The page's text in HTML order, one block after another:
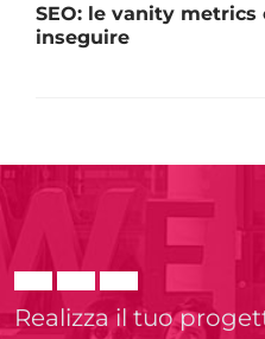
SEO: le vanity
inseguire
Realizza il tuo